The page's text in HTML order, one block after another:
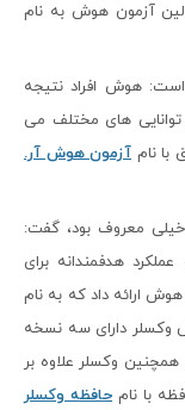
آزمون هوش به نام
هوش افراد نتیجه
های مختلف می‌
نام آزمون هوش آر.
خیلی معروف بود، گفت:
هدفمندانه برای
ارائه داد که به نام
وکسلر دارای سه نسخه
است، همچنین وکسلر علاوه بر
با نام حافظه وکسلر